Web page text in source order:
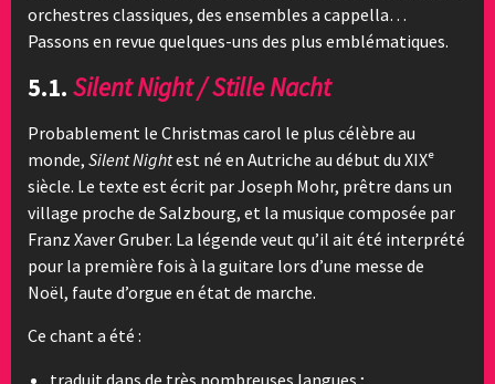
orchestres classiques, des ensembles a cappella…
Passons en revue quelques-uns des plus emblématiques.
5.1. Silent Night / Stille Nacht
Probablement le Christmas carol le plus célèbre au
monde, Silent Nightest né en Autriche au début du XIXᵉ
siècle. Le texte est écrit par Joseph Mohr, prêtre dans un
village proche de Salzbourg, et la musique composée par
Franz Xaver Gruber. La légende veut qu’il ait été interprété
pour la première fois à la guitare lors d’une messe de
Noël, faute d’orgue en état de marche.
Ce chant a été :
traduit dans de très nombreuses langues ;